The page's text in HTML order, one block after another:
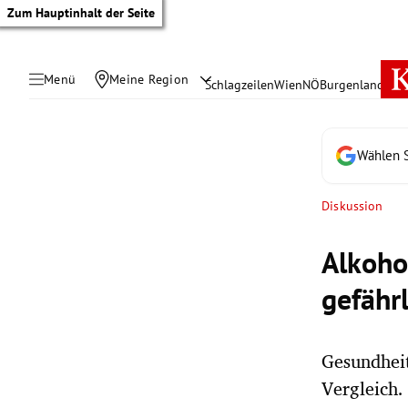
Zum Hauptinhalt der Seite
Menü Meine Region SchlagzeilenWienNÖBurgenland
Wählen
Diskussion
Vergleich.